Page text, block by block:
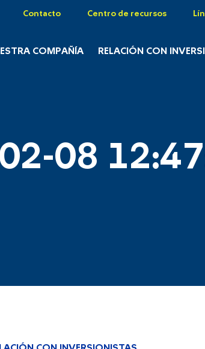
Contacto Centro de recursos
COMPAÑÍA RELACIÓN CON
08